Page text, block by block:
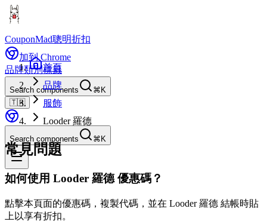
CouponMad聰明折扣
加到 Chrome
品牌類別標籤
Search components
⌘K
🇹🇼
Search components ⌘K
首頁
品牌
服飾
Looder 羅德
常見問題
如何使用 Looder 羅德 優惠碼？
點擊本頁面的優惠碼，複製代碼，並在 Looder 羅德 結帳時貼
上以享有折扣。